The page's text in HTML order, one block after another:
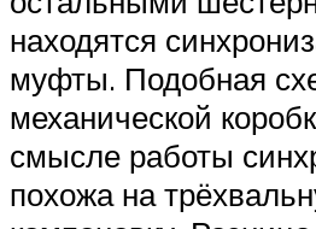
находятся
муфты. Подобная
механической
смысле работы
похожа на